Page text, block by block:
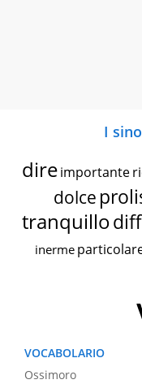
I
dire importante
dolce
tranquillo
inerme
VOCABOLARIO
Ossimoro